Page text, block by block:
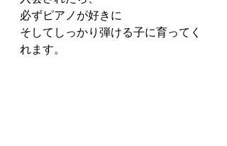
必ずピアノが好きに
そしてしっかり弾ける子に育ってく
れます。